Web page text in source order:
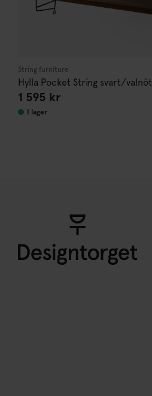
String furniture
Hylla Pocket String svart/valnöt
1 595 kr
I lager